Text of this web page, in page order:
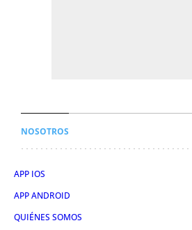
NOSOTROS
APP IOS
APP ANDROID
QUIÉNES SOMOS